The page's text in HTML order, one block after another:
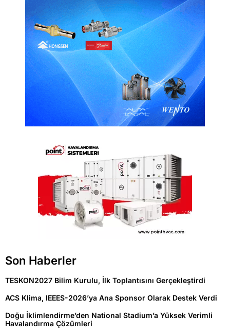
Son Haberler
TESKON2027 Bilim Kurulu, İlk Toplantısını Gerçekleştirdi
ACS Klima, IEEES-2026’ya Ana Sponsor Olarak Destek Verdi
Doğu İklimlendirme’den National Stadium’a Yüksek Verimli
Havalandırma Çözümleri